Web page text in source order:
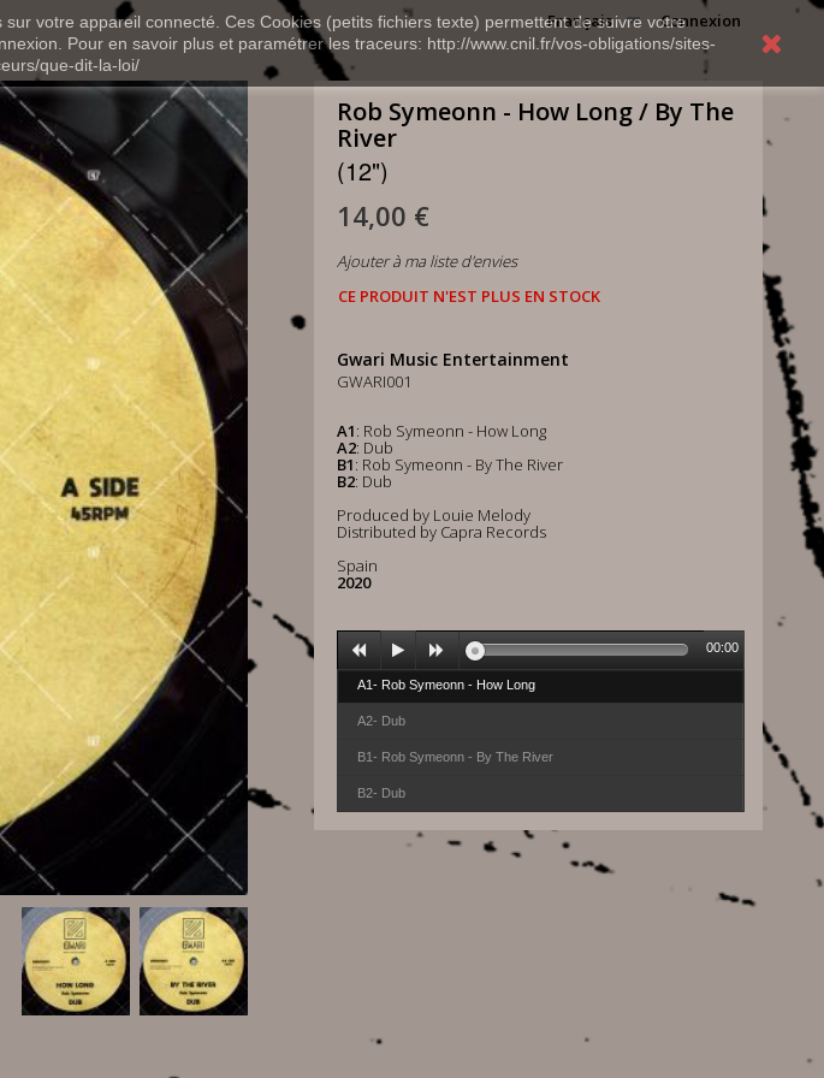
votre appareil connecté. Ces Cookies (petits fichiers texte) permettent de suivre votre
Pour en savoir plus et paramétrer les traceurs: http://www.cnil.fr/vos-obligations/sites-
que-dit-la-loi/
Connexion
Français
Rob Symeonn - How Long / By The
River
(12")
14,00 €
Ajouter à ma liste d'envies
CE PRODUIT N'EST PLUS EN STOCK
Gwari Music Entertainment
GWARI001
A1: Rob Symeonn - How Long
A2: Dub
B1: Rob Symeonn - By The River
B2: Dub
Produced by Louie Melody
Distributed by Capra Records
Spain
2020
A1- Rob Symeonn - How Long
A2- Dub
B1- Rob Symeonn - By The River
B2- Dub
00:00